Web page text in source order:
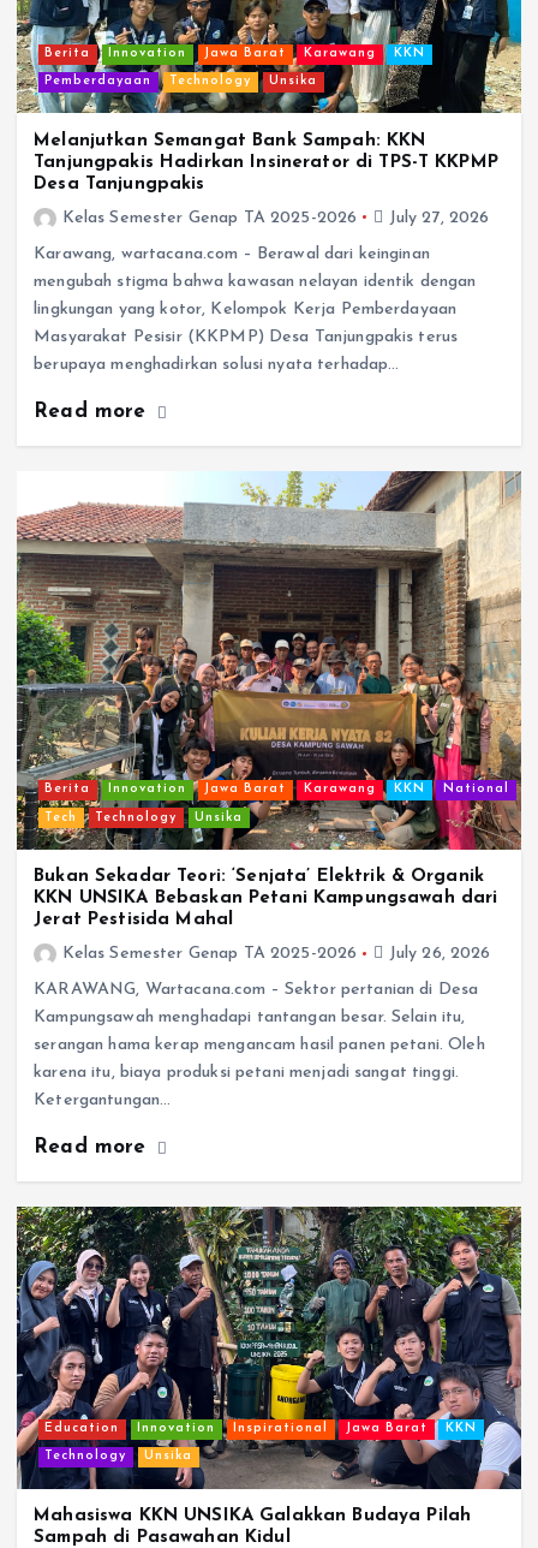
Berita Innovation Jawa Barat Karawang KKN
Pemberdayaan Technology Unsika
Melanjutkan Semangat Bank Sampah: KKN
Tanjungpakis Hadirkan Insinerator di TPS-T KKPMP
Desa Tanjungpakis
Kelas Semester Genap TA 2025-2026
July 27, 2026
Karawang, wartacana.com – Berawal dari keinginan
mengubah stigma bahwa kawasan nelayan identik dengan
lingkungan yang kotor, Kelompok Kerja Pemberdayaan
Masyarakat Pesisir (KKPMP) Desa Tanjungpakis terus
berupaya menghadirkan solusi nyata terhadap…
Read more
Berita Innovation Jawa Barat Karawang KKN National
Tech Technology Unsika
Bukan Sekadar Teori: ‘Senjata’ Elektrik & Organik
KKN UNSIKA Bebaskan Petani Kampungsawah dari
Jerat Pestisida Mahal
Kelas Semester Genap TA 2025-2026
July 26, 2026
KARAWANG, Wartacana.com – Sektor pertanian di Desa
Kampungsawah menghadapi tantangan besar. Selain itu,
serangan hama kerap mengancam hasil panen petani. Oleh
karena itu, biaya produksi petani menjadi sangat tinggi.
Ketergantungan…
Read more
Education Innovation Inspirational Jawa Barat KKN
Technology Unsika
Mahasiswa KKN UNSIKA Galakkan Budaya Pilah
Sampah di Pasawahan Kidul